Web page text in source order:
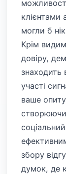
клієнтами
могли б
Крім
довіру,
знаходить
участі
ваше
створюючи
збору
думок, де